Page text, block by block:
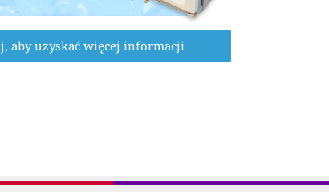
aby uzyskać więcej informacji